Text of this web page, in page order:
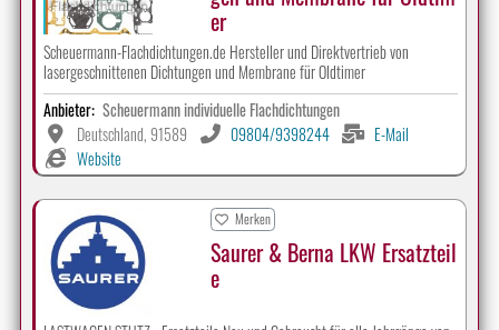
er
Scheuermann-Flachdichtungen.de Hersteller und Direktvertrieb von
lasergeschnittenen Dichtungen und Membrane für Oldtimer
Anbieter: Scheuermann individuelle Flachdichtungen
Deutschland, 91589
09804/9398244
E-Mail
Website
Merken
Saurer & Berna LKW Ersatzteil
e